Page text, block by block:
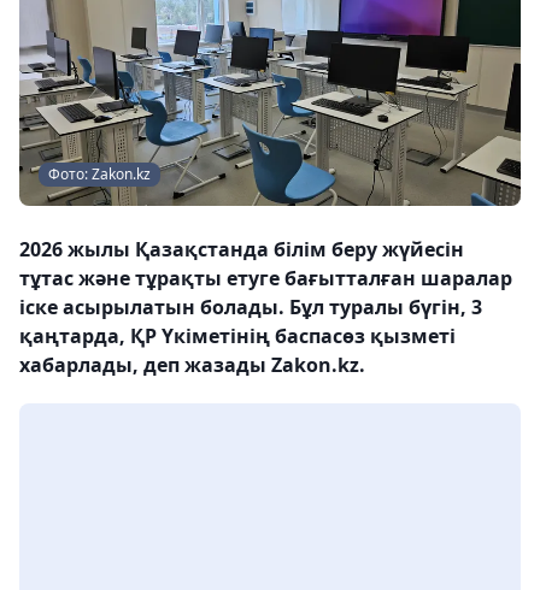
Фото: Zakon.kz
2026 жылы Қазақстанда білім беру жүйесін
тұтас және тұрақты етуге бағытталған шаралар
іске асырылатын болады. Бұл туралы бүгін, 3
қаңтарда, ҚР Үкіметінің баспасөз қызметі
хабарлады, деп жазады Zakon.kz.